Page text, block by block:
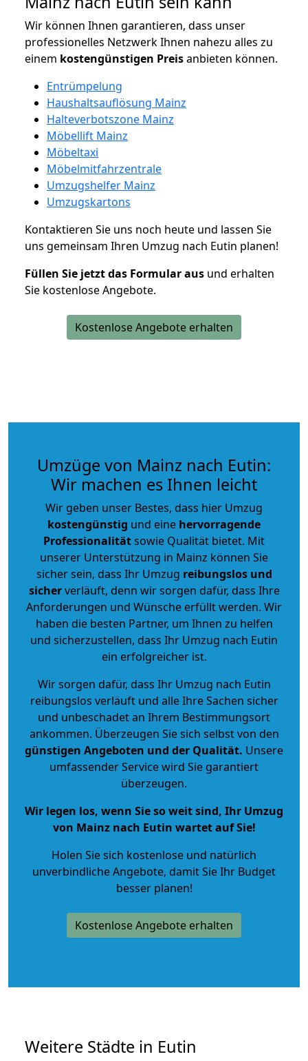
Wir können Ihnen garantieren, dass unser
professionelles Netzwerk Ihnen nahezu alles zu
einem kostengünstigen Preisanbieten können.
Entrümpelung
Haushaltsauflösung Mainz
Halteverbotszone Mainz
Möbellift Mainz
Möbeltaxi
Möbelmitfahrzentrale
Umzugshelfer Mainz
Umzugskartons
Kontaktieren Sie uns noch heute und lassen Sie
uns gemeinsam Ihren Umzug nach Eutin planen!
Füllen Sie jetzt das Formular aus und erhalten
Sie kostenlose Angebote.
Kostenlose Angebote erhalten
Umzüge von Mainz nach Eutin:
Wir machen es Ihnen leicht
Wir geben unser Bestes, dass hier Umzug
kostengünstig und eine hervorragende
Professionalitätsowie Qualität bietet. Mit
unserer Unterstützung in Mainz können Sie
sicher sein, dass Ihr Umzug reibungslos und
sicherverläuft, denn wir sorgen dafür, dass Ihre
Anforderungen und Wünsche erfüllt werden. Wir
haben die besten Partner, um Ihnen zu helfen
und sicherzustellen, dass Ihr Umzug nach Eutin
ein erfolgreicher ist.
Wir sorgen dafür, dass Ihr Umzug nach Eutin
reibungslos verläuft und alle Ihre Sachen sicher
und unbeschadet an Ihrem Bestimmungsort
ankommen. Überzeugen Sie sich selbst von den
günstigen Angeboten und der Qualität. Unsere
umfassender Service wird Sie garantiert
überzeugen.
Wir legen los, wenn Sie so weit sind, Ihr Umzug
von Mainz nach Eutin wartet auf Sie!
Holen Sie sich kostenlose und natürlich
unverbindliche Angebote, damit Sie Ihr Budget
besser planen!
Kostenlose Angebote erhalten
Weitere Städte in Eutin